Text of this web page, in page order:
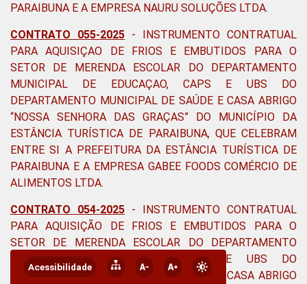
Acessibilidade
PARAIBUNA E A EMPRESA NAURU SOLUÇÕES LTDA.
CONTRATO 055-2025 - INSTRUMENTO CONTRATUAL
PARA AQUISIÇAO DE FRIOS E EMBUTIDOS PARA O
SETOR DE MERENDA ESCOLAR DO DEPARTAMENTO
MUNICIPAL DE EDUCAÇAO, CAPS E UBS DO
DEPARTAMENTO MUNICIPAL DE SAÚDE E CASA ABRIGO
“NOSSA SENHORA DAS GRAÇAS” DO MUNICÍPIO DA
ESTÂNCIA TURÍSTICA DE PARAIBUNA, QUE CELEBRAM
ENTRE SI A PREFEITURA DA ESTÂNCIA TURÍSTICA DE
PARAIBUNA E A EMPRESA GABEE FOODS COMÉRCIO DE
ALIMENTOS LTDA.
CONTRATO 054-2025 - INSTRUMENTO CONTRATUAL
PARA AQUISIÇÃO DE FRIOS E EMBUTIDOS PARA O
SETOR DE MERENDA ESCOLAR DO DEPARTAMENTO
MUNICIPAL DE EDUCAÇÃO, CAPS E UBS DO
DEPARTAMENTO MUNICIPAL DE SAÚDE E CASA ABRIGO